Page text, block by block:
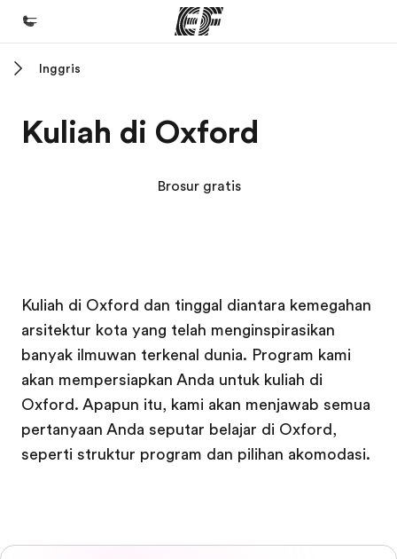
Daftar program
Cerita kami
Karir
Bergabung dengan tim kami
Inggris
Kuliah di Oxford
Brosur gratis
Kuliah di Oxford dan tinggal diantara kemegahan
arsitektur kota yang telah menginspirasikan
banyak ilmuwan terkenal dunia. Program kami
akan mempersiapkan Anda untuk kuliah di
Oxford. Apapun itu, kami akan menjawab semua
pertanyaan Anda seputar belajar di Oxford,
seperti struktur program dan pilihan akomodasi.